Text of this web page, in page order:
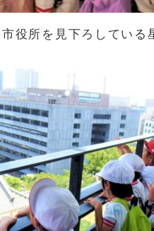
役所を見下ろしている